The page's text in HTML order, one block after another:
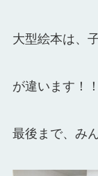
大型絵本は、
が違います！！
最後まで、み